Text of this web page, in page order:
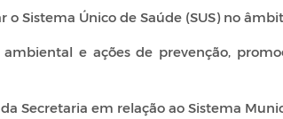
o Sistema Único de Saúde (SUS) no
e ações de prevenção,
Secretaria em relação ao Sistema